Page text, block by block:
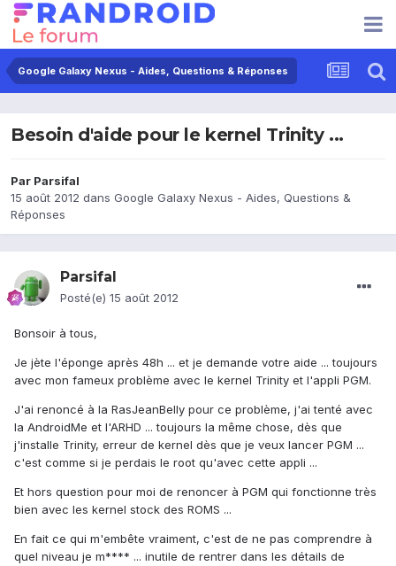
Google Galaxy Nexus - Aides, Questions & Réponses
Besoin d'aide pour le kernel Trinity ...
Par Parsifal
15 août 2012 dans Google Galaxy Nexus - Aides, Questions &
Réponses
Parsifal
Posté(e) 15 août 2012
Bonsoir à tous,
Je jète l'éponge après 48h ... et je demande votre aide ... toujours
avec mon fameux problème avec le kernel Trinity et l'appli PGM.
J'ai renoncé à la RasJeanBelly pour ce problème, j'ai tenté avec
la AndroidMe et l'ARHD ... toujours la même chose, dès que
j'installe Trinity, erreur de kernel dès que je veux lancer PGM ...
c'est comme si je perdais le root qu'avec cette appli ...
Et hors question pour moi de renoncer à PGM qui fonctionne très
bien avec les kernel stock des ROMS ...
En fait ce qui m'embête vraiment, c'est de ne pas comprendre à
quel niveau je m**** ... inutile de rentrer dans les détails de